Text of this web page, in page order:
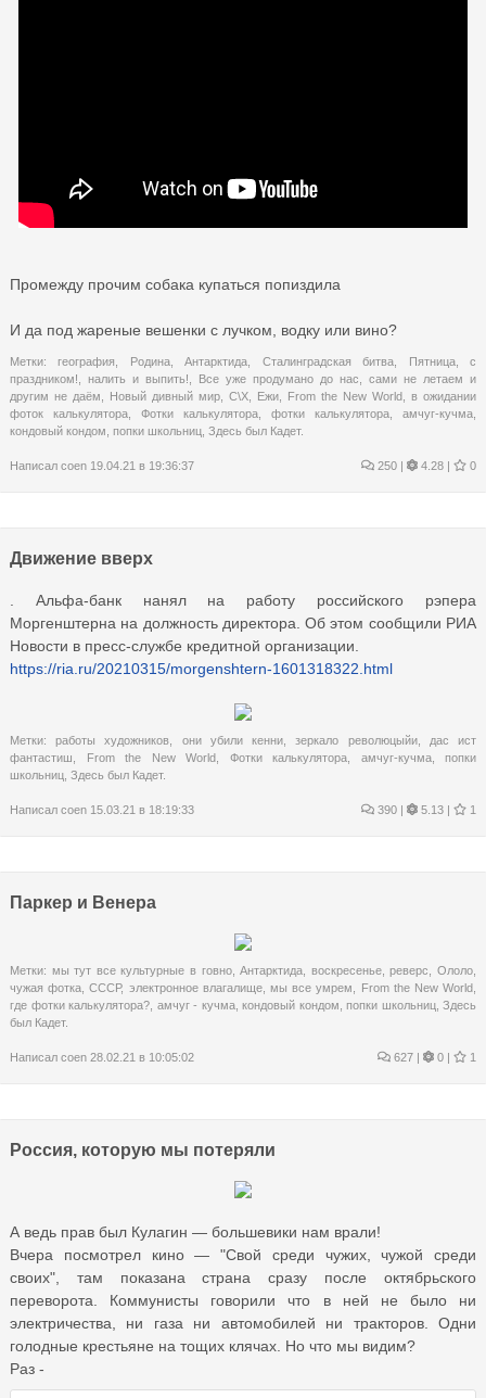
Промежду прочим собака купаться попиздила
И да под жареные вешенки с лучком, водку или вино?
Метки:география Родина,Антарктида Сталинградская битва Пятница,с
праздником!
налить и выпить! Все уже продумано до нас
сами не летаем и
другим не даём
Новый дивный мир С\Х Ежи From the New World
в ожидании
фоток калькулятора
Фотки калькулятора фотки калькулятора амчуг-кучма
кондовый кондом попки школьниц Здесь был Кадет.
Написал coen 19.04.21 в 19:36:37 250 | 4.28 | 0
Движение вверх
. Альфа-банк нанял на работу российского рэпера
Моргенштерна на должность директора. Об этом сообщили РИА
Новости в пресс-службе кредитной организации.
https://ria.ru/20210315/morgenshtern-1601318322.html
Метки:работы художников они убили кенни ,зеркало революцыйи, дас ист
фантастиш
From the New World Фотки калькулятора амчуг-кучма, попки
школьниц Здесь был Кадет.
Написал coen 15.03.21 в 18:19:33 390 | 5.13 | 1
Паркер и Венера
Метки: мы тут все культурные в говно,Антарктида воскресенье,реверс ,Ололо
чужая фотка ,СССР, электронное влагалище, мы все умрем From the New World
где фотки калькулятора? амчуг - кучма, кондовый кондом попки школьниц, Здесь
был Кадет.
Написал coen 28.02.21 в 10:05:02 627 | 0 | 1
Россия, которую мы потеряли
А ведь прав был Кулагин — большевики нам врали!
Вчера посмотрел кино — "Свой среди чужих, чужой среди
своих", там показана страна сразу после октябрьского
переворота. Коммунисты говорили что в ней не было ни
электричества, ни газа ни автомобилей ни тракторов. Одни
голодные крестьяне на тощих клячах. Но что мы видим?
Раз -